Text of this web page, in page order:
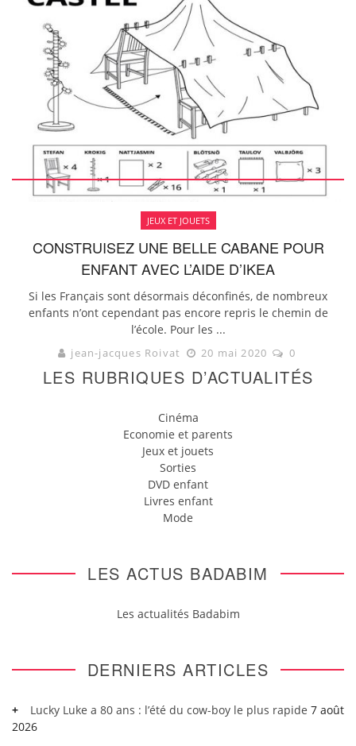
JEUX ET JOUETS
CONSTRUISEZ UNE BELLE CABANE POUR
ENFANT AVEC L’AIDE D’IKEA
Si les Français sont désormais déconfinés, de nombreux
enfants n’ont cependant pas encore repris le chemin de
l’école. Pour les ...
jean-jacques Roivat 20 mai 2020 0
LES RUBRIQUES D’ACTUALITÉS
Cinéma
Economie et parents
Jeux et jouets
Sorties
DVD enfant
Livres enfant
Mode
LES ACTUS BADABIM
Les actualités Badabim
DERNIERS ARTICLES
Lucky Luke a 80 ans : l’été du cow-boy le plus rapide 7 août
2026